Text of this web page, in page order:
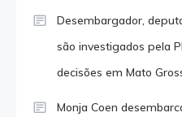
Desembargador,
são investigados pela
decisões em Mato
Monja Coen